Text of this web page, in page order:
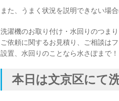
また、うまく状況を説明できない場
洗濯機のお取り付け・水回りのつま
ご依頼に関するお見積り、ご相談は
設置、水回りのことなら水さぽまで！
本日は文京区にて